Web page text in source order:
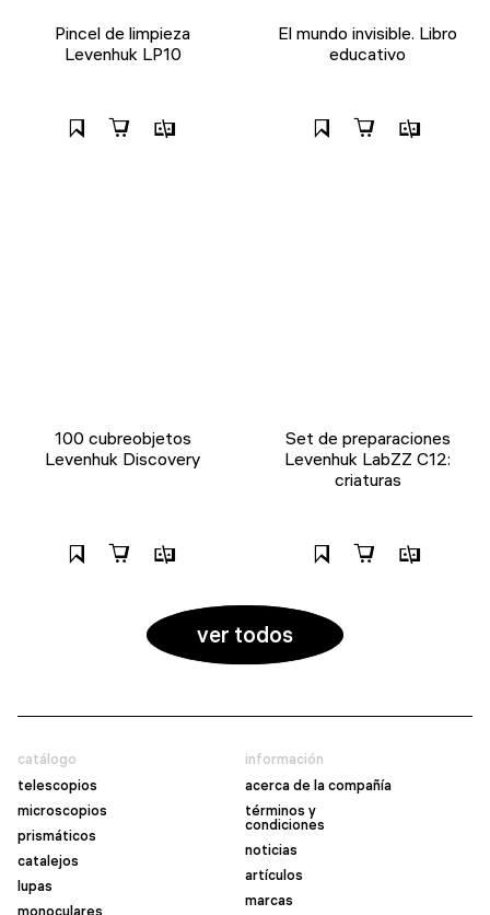
Pincel de limpieza
Levenhuk LP10
El mundo invisible. Libro
educativo
100 cubreobjetos
Levenhuk Discovery
Set de preparaciones
Levenhuk LabZZ C12:
criaturas
ver todos
catálogo
telescopios
microscopios
prismáticos
catalejos
lupas
monoculares
información
acerca de la compañía
términos y
condiciones
noticias
artículos
marcas